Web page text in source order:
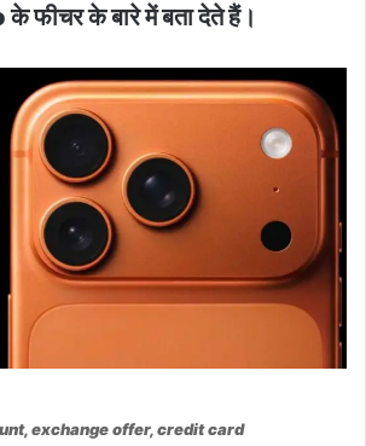
फीचर के बारे में बता देते हैं।
exchange offer, credit card